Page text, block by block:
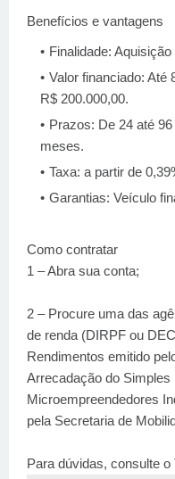
Benefícios e vantagens
Finalidade:
Valor financiado: Até
R$ 200.000,00.
Prazos: De 24 até
meses.
Taxa: a partir de
Garantias: Veículo
Como contratar
1 – Abra sua conta;
2 – Procure uma das
de renda (DIRPF ou
Rendimentos emitido
Arrecadação do
Microempreendedores
pela Secretaria de
Para dúvidas, consulte o